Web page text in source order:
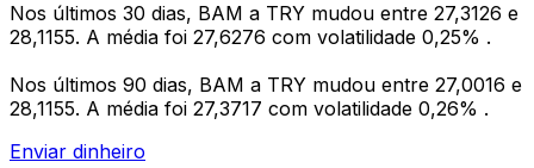
Nos últimos 30 dias, BAM a TRY mudou entre 27,3126 e
28,1155. A média foi 27,6276 com volatilidade 0,25% .
Nos últimos 90 dias, BAM a TRY mudou entre 27,0016 e
28,1155. A média foi 27,3717 com volatilidade 0,26% .
Enviar dinheiro